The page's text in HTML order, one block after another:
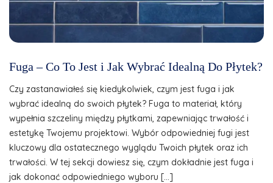
Fuga – Co To Jest i Jak Wybrać Idealną Do Płytek?
Czy zastanawiałeś się kiedykolwiek, czym jest fuga i jak
wybrać idealną do swoich płytek? Fuga to materiał, który
wypełnia szczeliny między płytkami, zapewniając trwałość i
estetykę Twojemu projektowi. Wybór odpowiedniej fugi jest
kluczowy dla ostatecznego wyglądu Twoich płytek oraz ich
trwałości. W tej sekcji dowiesz się, czym dokładnie jest fuga i
jak dokonać odpowiedniego wyboru […]